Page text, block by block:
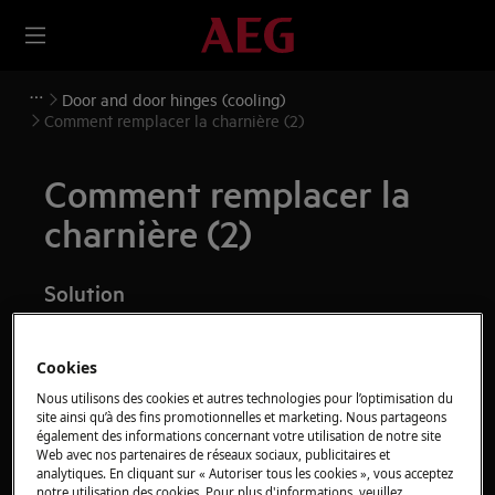
Door and door hinges (cooling)
Comment remplacer la charnière (2)
Comment remplacer la
charnière (2)
Solution
l'appareil et débranchez la fiche secteur de la
Faites toujours attention lorsque vous déplacez des
appareils, pour les appareils lourds, il faut deux
personnes pour le déplacer.
Cookies
Nous utilisons des cookies et autres technologies pour l’optimisation du
site ainsi qu’à des fins promotionnelles et marketing. Nous partageons
également des informations concernant votre utilisation de notre site
Web avec nos partenaires de réseaux sociaux, publicitaires et
analytiques. En cliquant sur « Autoriser tous les cookies », vous acceptez